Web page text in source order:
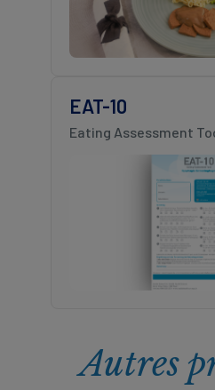
EAT-10
Eating Assessment
Autres